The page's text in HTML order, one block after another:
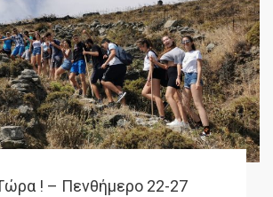
! – Πενθήμερο 22-27